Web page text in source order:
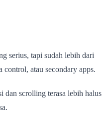
serius, tapi sudah lebih dari
control, atau secondary apps.
dan scrolling terasa lebih halus